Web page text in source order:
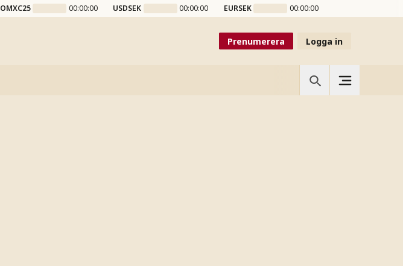
OMXC25 00:00:00 USDSEK 00:00:00 EURSEK 00:00:00
Prenumerera Logga in